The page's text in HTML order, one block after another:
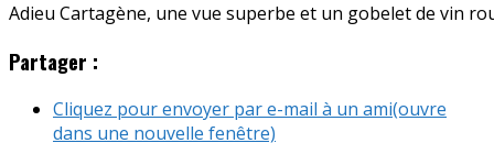
Adieu Cartagène, une vue superbe et un gobelet de vin
Partager :
Cliquez pour envoyer par e-mail à un ami(ouvre
dans une nouvelle fenêtre)